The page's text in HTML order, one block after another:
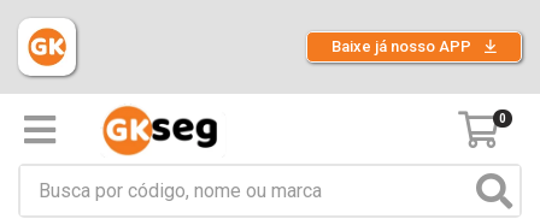
Baixe já nosso APP
0